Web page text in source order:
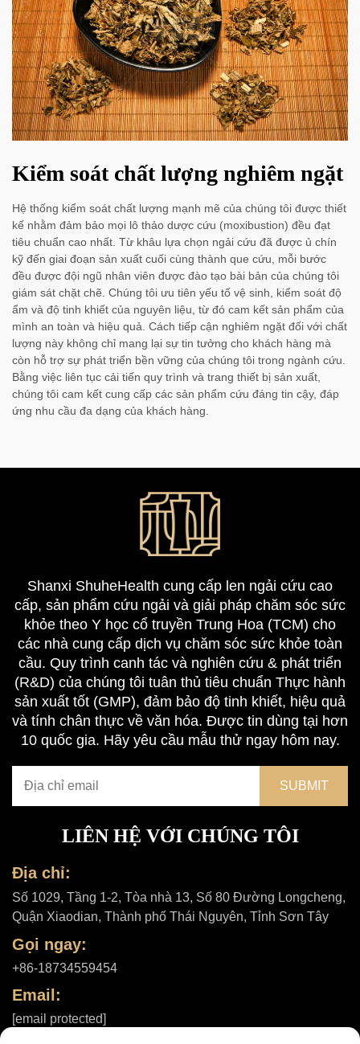
Kiểm soát chất lượng nghiêm ngặt
Hệ thống kiểm soát chất lượng mạnh mẽ của chúng tôi được thiết
kế nhằm đảm bảo mọi lô thảo dược cứu (moxibustion) đều đạt
tiêu chuẩn cao nhất. Từ khâu lựa chọn ngải cứu đã được ủ chín
kỹ đến giai đoạn sản xuất cuối cùng thành que cứu, mỗi bước
đều được đội ngũ nhân viên được đào tạo bài bản của chúng tôi
giám sát chặt chẽ. Chúng tôi ưu tiên yếu tố vệ sinh, kiểm soát độ
ẩm và độ tinh khiết của nguyên liệu, từ đó cam kết sản phẩm của
mình an toàn và hiệu quả. Cách tiếp cận nghiêm ngặt đối với chất
lượng này không chỉ mang lại sự tin tưởng cho khách hàng mà
còn hỗ trợ sự phát triển bền vững của chúng tôi trong ngành cứu.
Bằng việc liên tục cải tiến quy trình và trang thiết bị sản xuất,
chúng tôi cam kết cung cấp các sản phẩm cứu đáng tin cậy, đáp
ứng nhu cầu đa dạng của khách hàng.
Shanxi ShuheHealth cung cấp len ngải cứu cao
cấp, sản phẩm cứu ngải và giải pháp chăm sóc sức
khỏe theo Y học cổ truyền Trung Hoa (TCM) cho
các nhà cung cấp dịch vụ chăm sóc sức khỏe toàn
cầu. Quy trình canh tác và nghiên cứu & phát triển
(R&D) của chúng tôi tuân thủ tiêu chuẩn Thực hành
sản xuất tốt (GMP), đảm bảo độ tinh khiết, hiệu quả
và tính chân thực về văn hóa. Được tin dùng tại hơn
10 quốc gia. Hãy yêu cầu mẫu thử ngay hôm nay.
LIÊN HỆ VỚI CHÚNG TÔI
Địa chỉ:
Số 1029, Tầng 1-2, Tòa nhà 13, Số 80 Đường Longcheng,
Quận Xiaodian, Thành phố Thái Nguyên, Tỉnh Sơn Tây
Gọi ngay:
+86-18734559454
Email:
[email protected]